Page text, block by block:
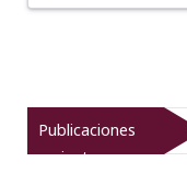
Publicaciones
recientes
el patrimonio